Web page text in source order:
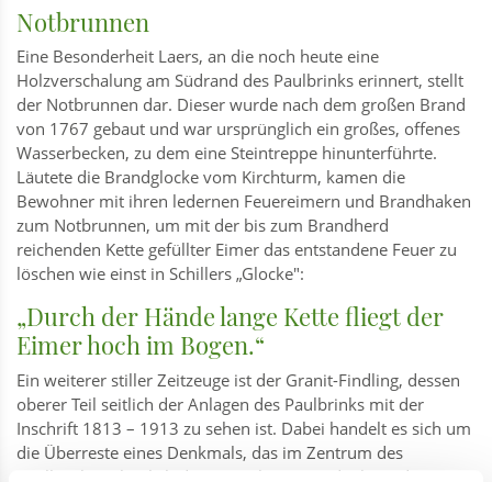
Notbrunnen
Eine Besonderheit Laers, an die noch heute eine
Holzverschalung am Südrand des Paulbrinks erinnert, stellt
der Notbrunnen dar. Dieser wurde nach dem großen Brand
von 1767 gebaut und war ursprünglich ein großes, offenes
Wasserbecken, zu dem eine Steintreppe hinunterführte.
Läutete die Brandglocke vom Kirchturm, kamen die
Bewohner mit ihren ledernen Feuereimern und Brandhaken
zum Notbrunnen, um mit der bis zum Brandherd
reichenden Kette gefüllter Eimer das entstandene Feuer zu
löschen wie einst in Schillers „Glocke":
„Durch der Hände lange Kette fliegt der
Eimer hoch im Bogen.“
Ein weiterer stiller Zeitzeuge ist der Granit-Findling, dessen
oberer Teil seitlich der Anlagen des Paulbrinks mit der
Inschrift 1813 – 1913 zu sehen ist. Dabei handelt es sich um
die Überreste eines Denkmals, das im Zentrum des
Paulbrinks anlässlich des 100-jährigen Gedenkens der